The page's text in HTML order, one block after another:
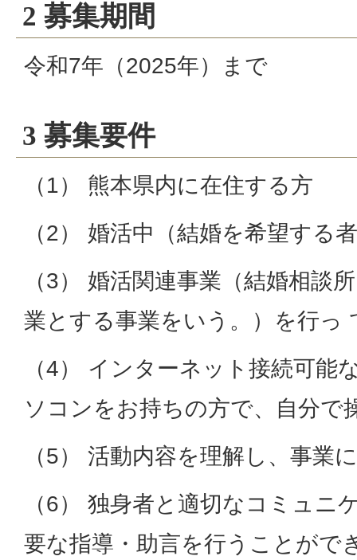
2 募集期間
令和7年（2025年）まで
3 募集要件
（1） 熊本県内に在住する方
（2） 婚活中（結婚を希望する
（3） 婚活関連事業（結婚相談
業とする事業をいう。）を行っ
（4） インターネット接続可能
ソコンをお持ちの方で、自分で
（5） 活動内容を理解し、事業
（6） 独身者と適切なコミュニ
要な指導・助言を行うことがで